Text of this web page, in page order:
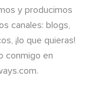
y producimos
canales: blogs,
¡lo que quieras!
conmigo en
.